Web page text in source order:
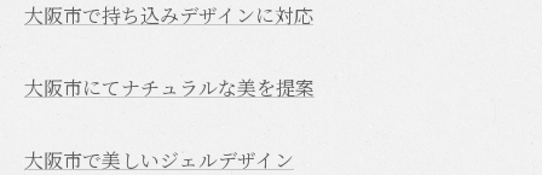
大阪市で持ち込みデザインに対応
大阪市にてナチュラルな美を提案
大阪市で美しいジェルデザイン